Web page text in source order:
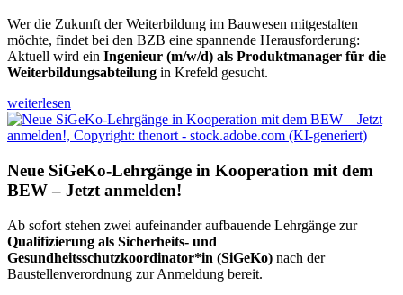
Wer die Zukunft der Weiterbildung im Bauwesen mitgestalten
möchte, findet bei den BZB eine spannende Herausforderung:
Aktuell wird ein Ingenieur (m/w/d) als Produktmanager für die
Weiterbildungsabteilung in Krefeld gesucht.
weiterlesen
Neue SiGeKo-Lehrgänge in Kooperation mit dem
BEW – Jetzt anmelden!
Ab sofort stehen zwei aufeinander aufbauende Lehrgänge zur
Qualifizierung als Sicherheits- und
Gesundheitsschutzkoordinator*in (SiGeKo) nach der
Baustellenverordnung zur Anmeldung bereit.